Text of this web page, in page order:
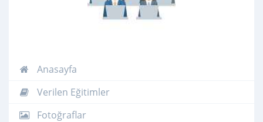
Anasayfa
Verilen Eğitimler
Fotoğraflar